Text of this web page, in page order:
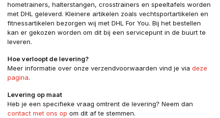
hometrainers, halterstangen, crosstrainers en speeltafels worden
met DHL geleverd. Kleinere artikelen zoals vechtsportartikelen en
fitnessartikelen bezorgen wij met DHL For You. Bij het bestellen
kan er gekozen worden om dit bij een servicepunt in de buurt te
leveren.
Hoe verloopt de levering?
Meer informatie over onze verzendvoorwaarden vind je via deze
pagina.
Levering op maat
Heb je een specifieke vraag omtrent de levering? Neem dan
contact met ons op om dit af te stemmen.